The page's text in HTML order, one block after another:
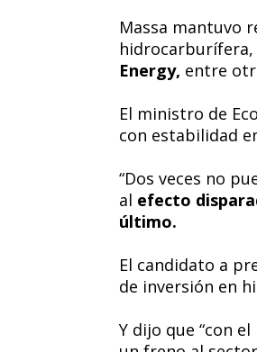
Massa mantuvo
hidrocarburífera,
Energy, entre
El ministro de
con estabilidad
“Dos veces no
al efecto
último.
El candidato a
de inversión en
Y dijo que “con